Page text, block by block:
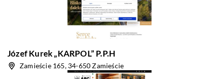
Józef Kurek „KARPOL” P.P.H
Zamieście 165, 34-650 Zamieście